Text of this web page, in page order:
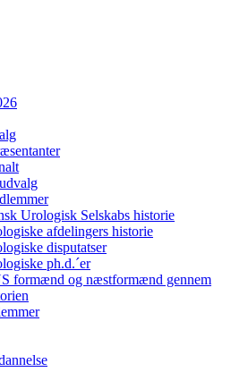
Urologisk Selskabs historie
afdelingers historie
disputatser
ph.d.´er
formænd og næstformænd gennem